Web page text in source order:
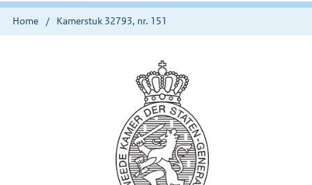
Home Kamerstuk 32793, nr. 151